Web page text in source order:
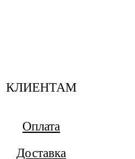
КЛИЕНТАМ
Оплата
Доставка